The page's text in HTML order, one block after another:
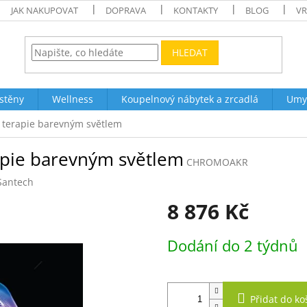
JAK NAKUPOVAT DOPRAVA KONTAKTY BLOG
HLEDAT
Wellness Koupelnový nábytek a zrcadlá
barevným světlem
barevným světlem CHROMOAKR
8 876 Kč
cena:
Dodání do 2 týdnů
Přidat do